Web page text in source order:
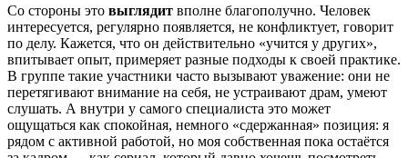
Со стороны это выглядит вполне благополучно. Человек
интересуется, регулярно появляется, не конфликтует, говорит
по делу. Кажется, что он действительно «учится у других»,
впитывает опыт, примеряет разные подходы к своей практике.
В группе такие участники часто вызывают уважение: они не
перетягивают внимание на себя, не устраивают драм, умеют
слушать. А внутри у самого специалиста это может
ощущаться как спокойная, немного «сдержанная» позиция: я
рядом с активной работой, но моя собственная пока остаётся